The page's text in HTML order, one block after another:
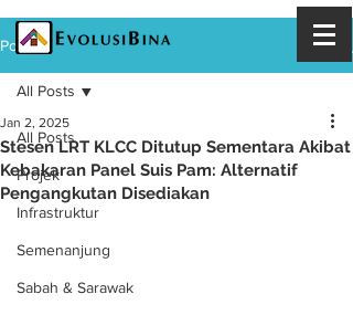
Post
All Posts
Projek
Infrastruktur
Semenanjung
Sabah & Sarawak
All Posts
Stesen LRT KLCC Ditutup Sementara Akibat
Kebakaran Panel Suis Pam: Alternatif
Pengangkutan Disediakan
Jan 2, 2025